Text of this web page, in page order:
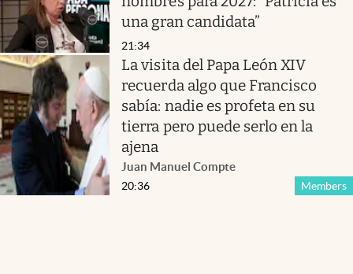
una gran candidata”
21:34
La visita del Papa León XIV
recuerda algo que Francisco
sabía: nadie es profeta en su
tierra pero puede serlo en la
ajena
Juan Manuel Compte
Members
20:36